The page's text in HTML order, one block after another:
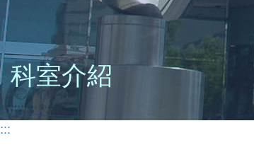
科室介紹
:::